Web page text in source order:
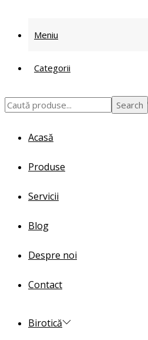
Meniu
Categorii
Search
Search
Acasă
Produse
Servicii
Blog
Despre noi
Contact
Birotică